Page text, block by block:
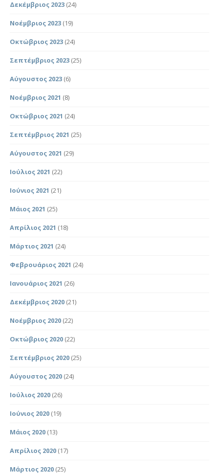
Δεκέμβριος 2023 (24)
Νοέμβριος 2023 (19)
Οκτώβριος 2023 (24)
Σεπτέμβριος 2023 (25)
Αύγουστος 2023 (6)
Νοέμβριος 2021 (8)
Οκτώβριος 2021 (24)
Σεπτέμβριος 2021 (25)
Αύγουστος 2021 (29)
Ιούλιος 2021 (22)
Ιούνιος 2021 (21)
Μάιος 2021 (25)
Απρίλιος 2021 (18)
Μάρτιος 2021 (24)
Φεβρουάριος 2021 (24)
Ιανουάριος 2021 (26)
Δεκέμβριος 2020 (21)
Νοέμβριος 2020 (22)
Οκτώβριος 2020 (22)
Σεπτέμβριος 2020 (25)
Αύγουστος 2020 (24)
Ιούλιος 2020 (26)
Ιούνιος 2020 (19)
Μάιος 2020 (13)
Απρίλιος 2020 (17)
Μάρτιος 2020 (25)